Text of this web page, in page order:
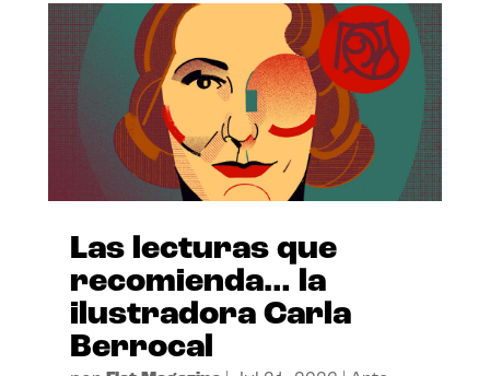
Las lecturas que
recomienda… la
ilustradora Carla
Berrocal